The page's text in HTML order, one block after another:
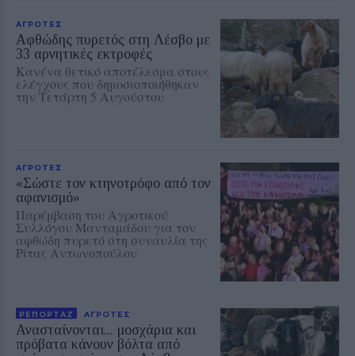
ΑΓΡΟΤΕΣ
Αφθώδης πυρετός στη Λέσβο με
33 αρνητικές εκτροφές
Κανένα θετικό αποτέλεσμα στους
ελέγχους που δημοσιοποιήθηκαν
την Τετάρτη 5 Αυγούστου
ΑΓΡΟΤΕΣ
«Σώστε τον κτηνοτρόφο από τον
αφανισμό»
Παρέμβαση του Αγροτικού
Συλλόγου Μανταμάδου για τον
αφθώδη πυρετό στη συναυλία της
Ρίτας Αντωνοπούλου
ΡΕΠΟΡΤΑΖ ΑΓΡΟΤΕΣ
Ανασταίνονται... μοσχάρια και
πρόβατα κάνουν βόλτα από